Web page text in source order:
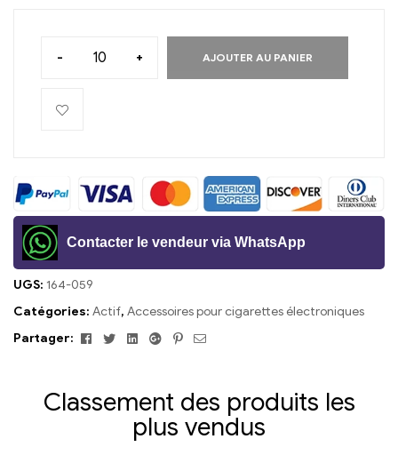
- + AJOUTER AU PANIER
Contacter le vendeur via WhatsApp
UGS: 164-059
Catégories: Actif, Accessoires pour cigarettes électroniques
Partager:
FacebookTwitterLinkedinGoogle+Pinterest
E-
Classement des produits les
plus vendus